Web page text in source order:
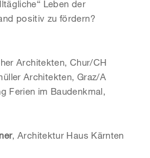
Leben der
positiv zu fördern?
Architekten, Chur/CH
Architekten, Graz/A
Ferien im Baudenkmal,
, Architektur Haus Kärnten